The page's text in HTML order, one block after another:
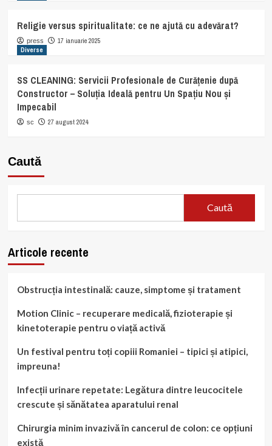
Religie versus spiritualitate: ce ne ajută cu adevărat?
press
17 ianuarie 2025
Diverse
SS CLEANING: Servicii Profesionale de Curățenie după
Constructor – Soluția Ideală pentru Un Spațiu Nou și
Impecabil
sc 27 august 2024
Caută
Caută
Articole recente
Obstrucția intestinală: cauze, simptome și tratament
Motion Clinic – recuperare medicală, fizioterapie și
kinetoterapie pentru o viață activă
Un festival pentru toți copiii Romaniei – tipici și atipici,
impreuna!
Infecții urinare repetate: Legătura dintre leucocitele
crescute și sănătatea aparatului renal
Chirurgia minim invazivă în cancerul de colon: ce opțiuni
există